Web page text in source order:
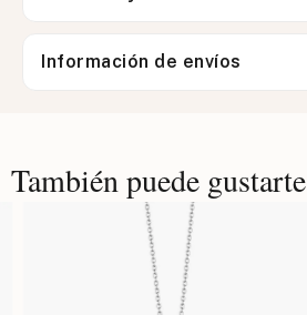
Información de envíos
También puede gustarte